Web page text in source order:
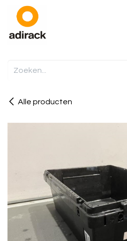
Overslaan naar inhoud
Alle producten